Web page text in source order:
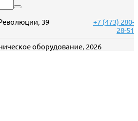
39
+7 (473) 280-
28-51
оборудование, 2026